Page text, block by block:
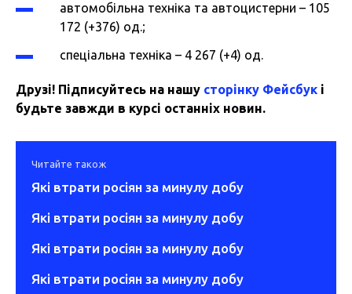
автомобільна техніка та автоцистерни – 105
172 (+376) од.;
спеціальна техніка – 4 267 (+4) од.
Друзі! Підписуйтесь на нашу сторінку Фейсбук і
будьте завжди в курсі останніх новин.
Читайте також
Які втрати росіян за минулу добу
Які втрати росіян за минулу добу
Які втрати росіян за минулу добу
Які втрати росіян за минулу добу